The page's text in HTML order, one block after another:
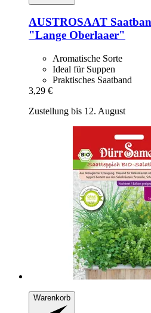
AUSTROSAAT
"Lange Oberlaaer"
Aromatische Sorte
Ideal für Suppen
Praktisches Saatband
3,29 €
Zustellung bis 12. August
Warenkorb